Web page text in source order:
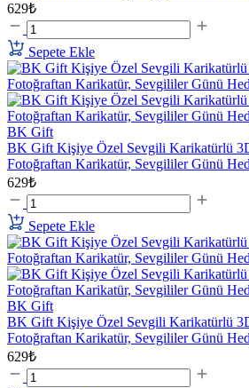
629₺
Sepete Ekle
BK Gift
BK Gift Kişiye Özel Sevgili Karikatürlü
Fotoğraftan Karikatür, Sevgililer Günü
629₺
Sepete Ekle
BK Gift
BK Gift Kişiye Özel Sevgili Karikatürlü
Fotoğraftan Karikatür, Sevgililer Günü
629₺